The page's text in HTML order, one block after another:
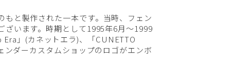
と製作された一本です。当時、フェン
ざいます。時期として1995年6月～1999
」(カネットエラ)、「CUNETTO
ダーカスタムショップのロゴがエンボ